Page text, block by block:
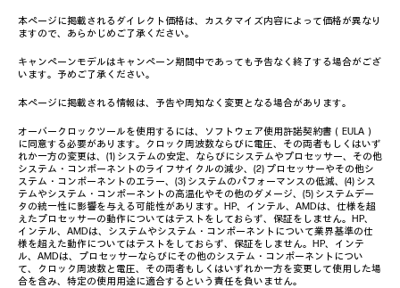
本ページに掲載されるダイレクト価格は、カスタマイズ内容によって価格が異なり
ますので、あらかじめご了承ください。
キャンペーンモデルはキャンペーン期間中であっても予告なく終了する場合がござ
います。予めご了承ください。
本ページに掲載される情報は、予告や周知なく変更となる場合があります。
オーバークロックツールを使用するには、ソフトウェア使用許諾契約書（EULA）
に同意する必要があります。クロック周波数ならびに電圧、その両者もしくはいず
れか一方の変更は、(1) システムの安定、ならびにシステムやプロセッサー、その他
システム・コンポーネントのライフサイクルの減少、(2) プロセッサーやその他シ
ステム・コンポーネントのエラー、(3) システムのパフォーマンスの低減、(4) シス
テムやシステム・コンポーネントの高温化やその他のダメージ、(5) システムデー
タの統一性に影響を与える可能性があります。HP、インテル、AMDは、仕様を超
えたプロセッサーの動作についてはテストをしておらず、保証をしません。HP、
インテル、AMDは、システムやシステム・コンポーネントについて業界基準の仕
様を超えた動作についてはテストをしておらず、保証をしません。HP、インテ
ル、AMDは、プロセッサーならびにその他のシステム・コンポーネントについ
て、クロック周波数と電圧、その両者もしくはいずれか一方を変更して使用した場
合を含み、特定の使用用途に適合するという責任を負いません。